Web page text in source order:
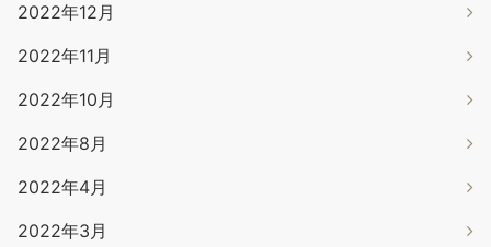
2022年12月
2022年11月
2022年10月
2022年8月
2022年4月
2022年3月